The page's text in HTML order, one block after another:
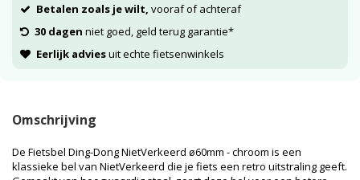
Betalen zoals je wilt, vooraf of achteraf
30 dagen niet goed, geld terug garantie*
Eerlijk adviesuit echte fietsenwinkels
Omschrijving
De Fietsbel Ding-Dong NietVerkeerd ø60mm - chroom is een
klassieke bel van NietVerkeerd die je fiets een retro uitstraling geeft.